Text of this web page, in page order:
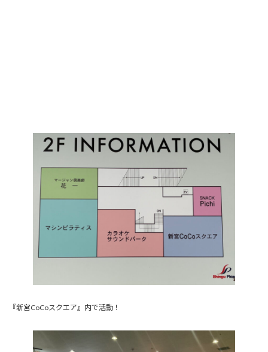
『新宮CoCoスクエア』内で活動！